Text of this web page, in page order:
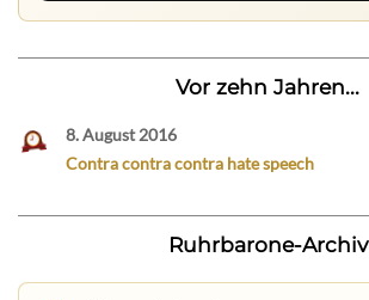
Vor zehn Jahren...
8. August 2016
Contra contra contra hate speech
Ruhrbarone-Archiv